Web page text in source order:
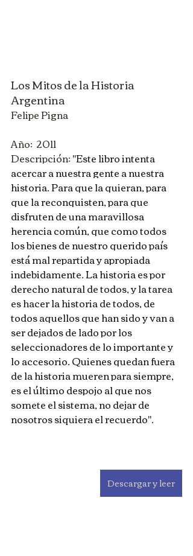
Los Mitos de la Historia
Argentina
Felipe Pigna
Año:  2011
Descripción: "Este libro intenta
acercar a nuestra gente a nuestra
historia. Para que la quieran, para
que la reconquisten, para que
disfruten de una maravillosa
herencia común, que como todos
los bienes de nuestro querido país
está mal repartida y apropiada
indebidamente. La historia es por
derecho natural de todos, y la tarea
es hacer la historia de todos, de
todos aquellos que han sido y van a
ser dejados de lado por los
seleccionadores de lo importante y
lo accesorio. Quienes quedan fuera
de la historia mueren para siempre,
es el último despojo al que nos
somete el sistema, no dejar de
nosotros siquiera el recuerdo".
Descargar y leer